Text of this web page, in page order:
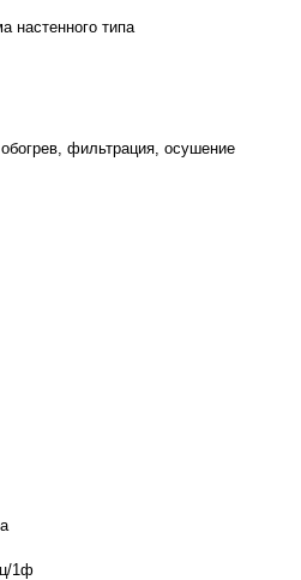
настенного типа
фильтрация, осушение
1ф